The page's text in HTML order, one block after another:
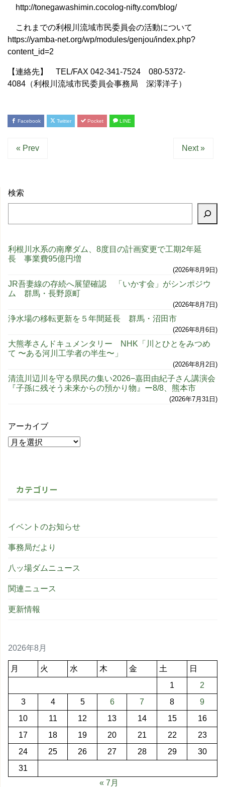
http://tonegawashimin.cocolog-nifty.com/blog/
これまでの利根川流域市民委員会の活動について
https://yamba-net.org/wp/modules/genjou/index.php?
content_id=2
【連絡先】 TEL/FAX 042-341-7524 080-5372-
4084（利根川流域市民委員会事務局 深澤洋子）
Facebook Twitter Pocket LINE
« Prev Next »
検索
利根川水系の南摩ダム、8度目の計画変更で工期2年延
長 事業費95億円増
2026年8月9日
JR吾妻線の存続へ展望確認 「いかす会」がシンポジウ
ム 群馬・長野原町
2026年8月7日
浄水場の移転更新を５年間延長 群馬・沼田市
2026年8月6日
大熊孝さんドキュメンタリー NHK「川とひとをみつめ
て 〜ある河川工学者の半生〜」
2026年8月2日
清流川辺川を守る県民の集い2026−嘉田由紀子さん講演会
『子孫に残そう未来からの預かり物』ー8/8、熊本市
2026年7月31日
アーカイブ
カテゴリー
イベントのお知らせ
事務局だより
八ッ場ダムニュース
関連ニュース
更新情報
2026年8月
月 火 水 木 金 土
日
1
2
3
4 5 6 7 8
9
10
11 12 13 14 15
16
17
18 19 20 21 22
23
24
25 26 27 28 29
30
31
« 7月